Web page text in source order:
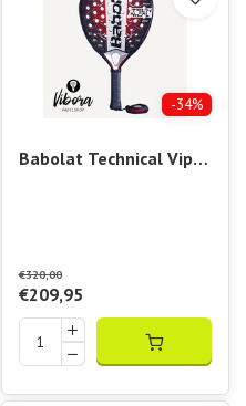
-34%
Babolat Technical Viper
€320,00
€209,95